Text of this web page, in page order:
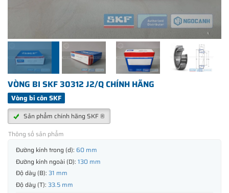
VÒNG BI SKF 30312 J2/Q CHÍNH HÃNG
Vòng bi côn SKF
Sản phẩm chính hãng SKF ®
Thông số sản phẩm
Đường kính trong (d): 60 mm
Đường kính ngoài (D): 130 mm
Độ dày (B): 31 mm
Độ dày (T): 33.5 mm